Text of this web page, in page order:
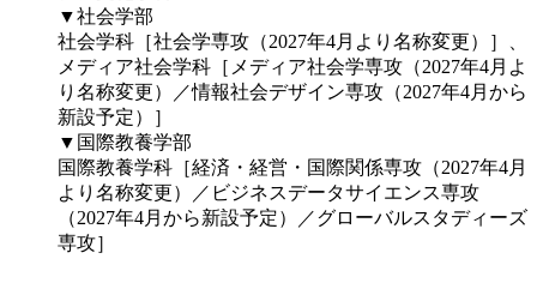
▼社会学部
社会学科［社会学専攻（2027年4月より名称変更）］、
メディア社会学科［メディア社会学専攻（2027年4月よ
り名称変更）／情報社会デザイン専攻（2027年4月から
新設予定）］
▼国際教養学部
国際教養学科［経済・経営・国際関係専攻（2027年4月
より名称変更）／ビジネスデータサイエンス専攻
（2027年4月から新設予定）／グローバルスタディーズ
専攻］